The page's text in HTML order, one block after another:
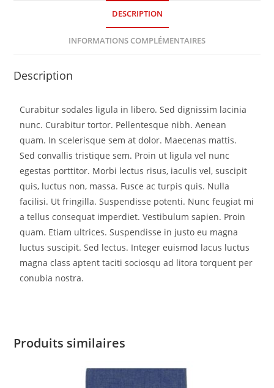
DESCRIPTION
INFORMATIONS COMPLÉMENTAIRES
Description
Curabitur sodales ligula in libero. Sed dignissim lacinia
nunc. Curabitur tortor. Pellentesque nibh. Aenean
quam. In scelerisque sem at dolor. Maecenas mattis.
Sed convallis tristique sem. Proin ut ligula vel nunc
egestas porttitor. Morbi lectus risus, iaculis vel, suscipit
quis, luctus non, massa. Fusce ac turpis quis. Nulla
facilisi. Ut fringilla. Suspendisse potenti. Nunc feugiat mi
a tellus consequat imperdiet. Vestibulum sapien. Proin
quam. Etiam ultrices. Suspendisse in justo eu magna
luctus suscipit. Sed lectus. Integer euismod lacus luctus
magna class aptent taciti sociosqu ad litora torquent per
conubia nostra.
Produits similaires